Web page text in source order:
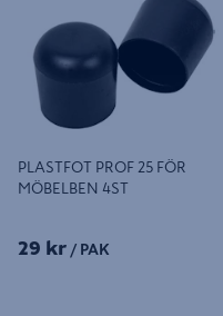
PLASTFOT PROF 25 FÖR
MÖBELBEN 4ST
29 kr / PAK